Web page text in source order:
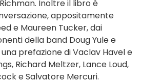
Inoltre il libro è
appositamente
e Maureen Tucker, dai
della band Doug Yule e
prefazione di Vaclav Havel e
Richard Meltzer, Lance Loud,
e Salvatore Mercuri.